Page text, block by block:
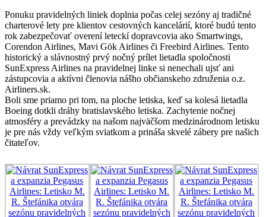
Ponuku pravidelných liniek doplnia počas celej sezóny aj tradičné
charterové lety pre klientov cestovných kancelárií, ktoré budú tento
rok zabezpečovať overení leteckí dopravcovia ako Smartwings,
Corendon Airlines, Mavi Gök Airlines či Freebird Airlines. Tento
historický a slávnostný prvý nočný prílet lietadla spoločnosti
SunExpress Airlines na pravidelnej linke si nenechali ujsť ani
zástupcovia a aktívni členovia nášho občianskeho združenia o.z.
Airliners.sk.
Boli sme priamo pri tom, na ploche letiska, keď sa kolesá lietadla
Boeing dotkli dráhy bratislavského letiska. Zachytenie nočnej
atmosféry a prevádzky na našom najväčšom medzinárodnom letisku
je pre nás vždy veľkým sviatkom a prináša skvelé zábery pre našich
čitateľov.